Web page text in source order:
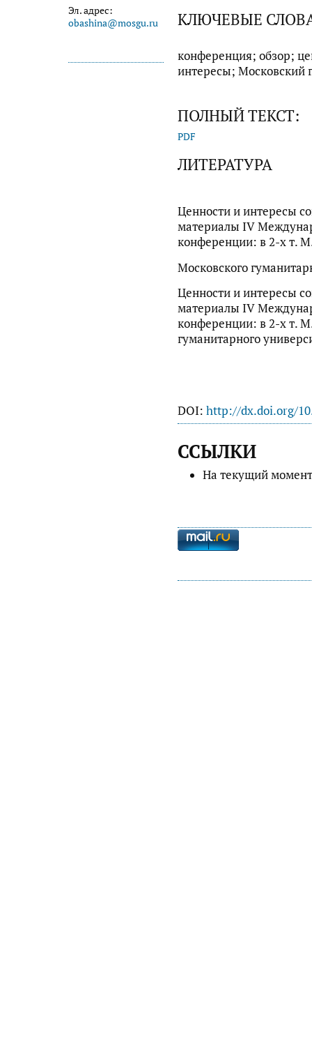
Эл. адрес:
obashina@mosgu.ru
КЛЮЧЕВЫЕ
конференция; обзор;
интересы; Московский
ПОЛНЫЙ ТЕКСТ:
PDF
ЛИТЕРАТУРА
Ценности и интересы
материалы IV
конференции: в 2-х т.
Московского
Ценности и интересы
материалы IV
конференции: в 2-х т.
гуманитарного
DOI: http://dx.doi.org/
ССЫЛКИ
На текущий